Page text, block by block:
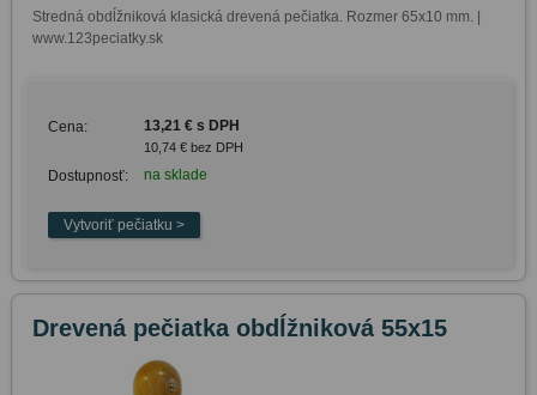
Stredná obdĺžniková klasická drevená pečiatka. Rozmer 65x10 mm. |
www.123peciatky.sk
Cena: 13,21 € s DPH
10,74 € bez DPH
Dostupnosť: na sklade
Drevená pečiatka obdĺžniková 55x15